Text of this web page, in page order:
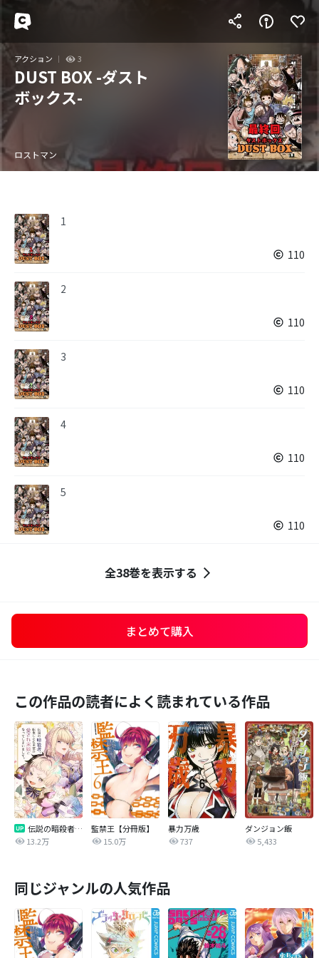
アクション 3
DUST BOX -ダスト
ボックス-
ロストマン
1
110
2
110
3
110
4
110
5
110
全38巻を表示する
まとめて購入
この作品の読者によく読まれている作品
伝説の暗殺者、転生したら王家の愛され末娘になってしまいまして。【タテヨミ】
13.2万
監禁王【分冊版】
15.0万
暴力万歳
737
ダンジョン飯
5,433
同じジャンルの人気作品